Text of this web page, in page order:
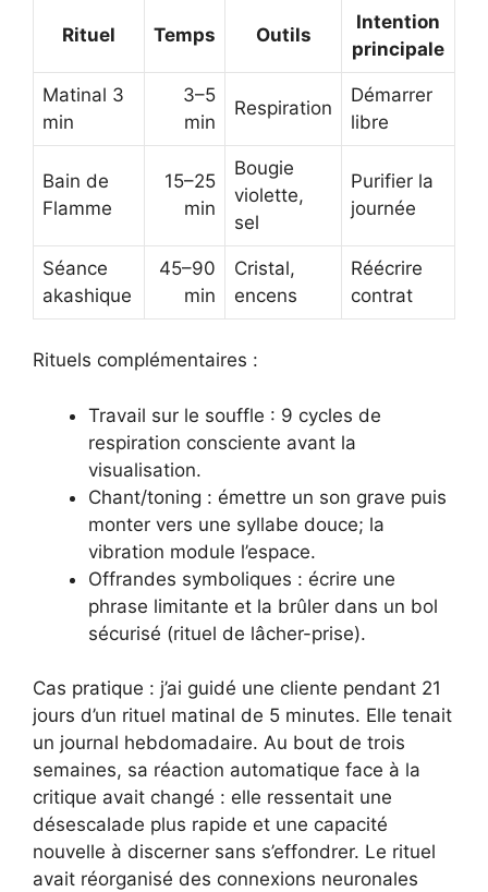
Rituel Temps Outils
Intention
principale
Matinal 3
min
3–5
min
Respiration
Démarrer
libre
Bain de
Flamme
15–25
min
Bougie
violette,
sel
Purifier la
journée
Séance
akashique
45–90
min
Cristal,
encens
Réécrire
contrat
Rituels complémentaires :
Travail sur le souffle : 9 cycles de
respiration consciente avant la
visualisation.
Chant/toning : émettre un son grave puis
monter vers une syllabe douce; la
vibration module l’espace.
Offrandes symboliques : écrire une
phrase limitante et la brûler dans un bol
sécurisé (rituel de lâcher-prise).
Cas pratique : j’ai guidé une cliente pendant 21
jours d’un rituel matinal de 5 minutes. Elle tenait
un journal hebdomadaire. Au bout de trois
semaines, sa réaction automatique face à la
critique avait changé : elle ressentait une
désescalade plus rapide et une capacité
nouvelle à discerner sans s’effondrer. Le rituel
avait réorganisé des connexions neuronales